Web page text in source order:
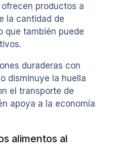
productos a
la cantidad de
que también puede
duraderas con
disminuye la huella
el transporte de
apoya a la economía
alimentos al